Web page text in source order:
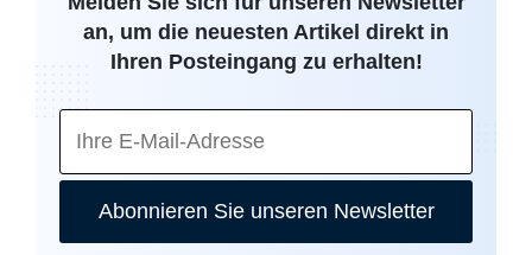
an, um die neuesten Artikel direkt in
Ihren Posteingang zu erhalten!
Abonnieren Sie unseren Newsletter